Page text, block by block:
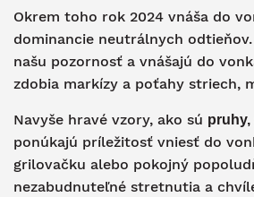
Okrem toho rok 2024 vnáša do
dominancie neutrálnych
našu pozornosť a vnášajú do
zdobia markízy a poťahy striech,
Navyše hravé vzory, ako sú pruhy,
ponúkajú príležitosť vniesť do
grilovačku alebo pokojný
nezabudnuteľné stretnutia a